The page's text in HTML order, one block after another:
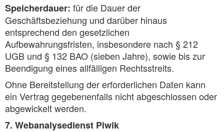
Speicherdauer: für die Dauer der
Geschäftsbeziehung und darüber hinaus
entsprechend den gesetzlichen
Aufbewahrungsfristen, insbesondere nach § 212
UGB und § 132 BAO (sieben Jahre), sowie bis zur
Beendigung eines allfälligen Rechtsstreits.
Ohne Bereitstellung der erforderlichen Daten kann
ein Vertrag gegebenenfalls nicht abgeschlossen oder
abgewickelt werden.
7. Webanalysedienst Piwik